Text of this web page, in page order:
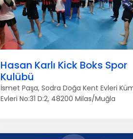
Hasan Karlı Kick Boks Spor
Kulübü
İsmet Paşa, Sodra Doğa Kent Evleri
Evleri No:31 D:2, 48200 Milas/Muğla